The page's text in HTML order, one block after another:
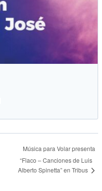
Música para Volar presenta
“Flaco – Canciones de Luis
Alberto Spinetta” en Tribus